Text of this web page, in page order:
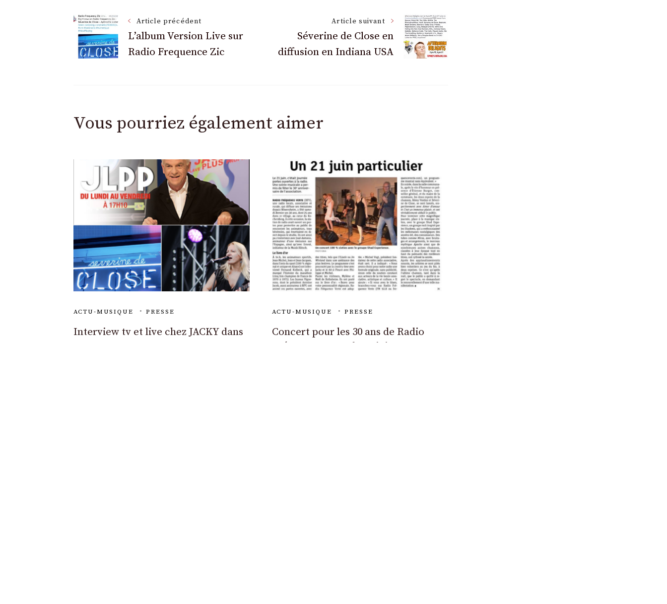
Navigation
des
Article précédent
L’album Version Live sur
Radio Frequence Zic
Article suivant
Séverine de Close en
diffusion en Indiana USA
Vous pourriez également aimer
ACTU-MUSIQUE PRESSE
Interview tv et live chez JACKY dans
ACTU-MUSIQUE PRESSE
Concert pour les 30 ans de Radio
Fréquence Verte le 21 juin 2014